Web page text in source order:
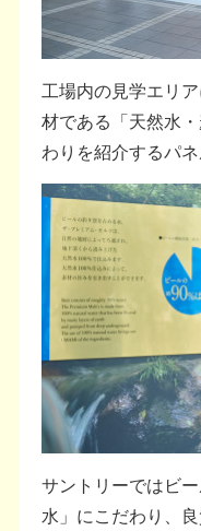
工場内の見学エリ
材である「天然水
わりを紹介するパネ
サントリーではビ
水」にこだわり、